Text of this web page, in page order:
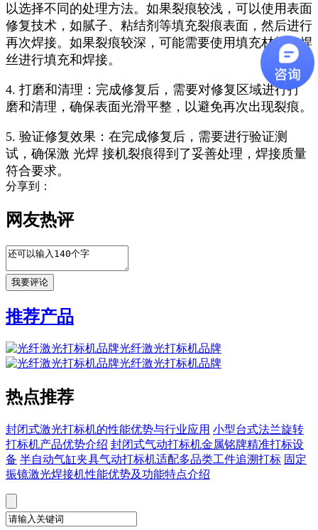
以选择不同的处理方法。如果裂痕较浅，可以使用表面
修复技术，如腻子、粘结剂等填充裂痕表面，然后进行
再次焊接。如果裂痕较深，可能需要使用填充材料和焊
丝进行填充和焊接。
4. 打磨和清理：完成修复后，需要对修复区域进行打
磨和清理，确保表面光滑平整，以避免再次出现裂痕。
5. 验证修复效果：在完成修复后，需要进行验证测
试，确保激 光焊 接机裂痕得到了妥善处理，焊接质量
符合要求。
分享到：
网友热评
推荐产品
光纤激光打标机品牌
光纤激光打标机品牌
热点推荐
封闭式激光打标机的性能优势与行业应用 小型台式法兰旋转
打标机产品优势介绍 封闭式气动打标机金属铭牌精准打标设
备 半自动气缸夹具气动打标机适配多品类工件追溯打标 固定
振镜激光焊接机性能优势及功能特点介绍